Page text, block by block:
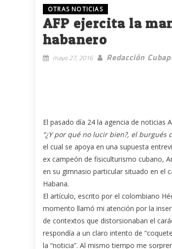
OTRAS NOTICIAS
AFP ejercita la
habanero
mayo 27, 2016 Redacción
El pasado día 24 la agencia de noticias
“¿Y por qué no lucir bien?, el burgués
el cual se apoya en una supuesta
ex campeón de fisiculturismo cubano,
en su gimnasio particular situado en el
Habana.
El artículo, escrito por el colombiano
momento llamó mi atención por la
de contextos que distorsionaban el
respondía a un claro intento de
la “noticia”. Al mismo tiempo me